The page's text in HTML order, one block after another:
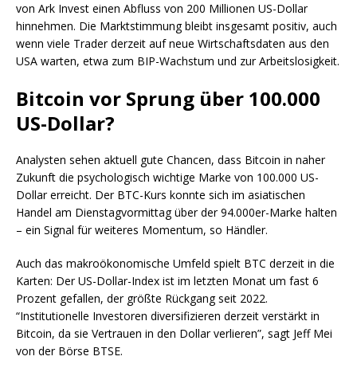
von Ark Invest einen Abfluss von 200 Millionen US-Dollar
hinnehmen. Die Marktstimmung bleibt insgesamt positiv, auch
wenn viele Trader derzeit auf neue Wirtschaftsdaten aus den
USA warten, etwa zum BIP-Wachstum und zur Arbeitslosigkeit.
Bitcoin vor Sprung über 100.000
US-Dollar?
Analysten sehen aktuell gute Chancen, dass Bitcoin in naher
Zukunft die psychologisch wichtige Marke von 100.000 US-
Dollar erreicht. Der BTC-Kurs konnte sich im asiatischen
Handel am Dienstagvormittag über der 94.000er-Marke halten
– ein Signal für weiteres Momentum, so Händler.
Auch das makroökonomische Umfeld spielt BTC derzeit in die
Karten: Der US-Dollar-Index ist im letzten Monat um fast 6
Prozent gefallen, der größte Rückgang seit 2022.
“Institutionelle Investoren diversifizieren derzeit verstärkt in
Bitcoin, da sie Vertrauen in den Dollar verlieren”, sagt Jeff Mei
von der Börse BTSE.